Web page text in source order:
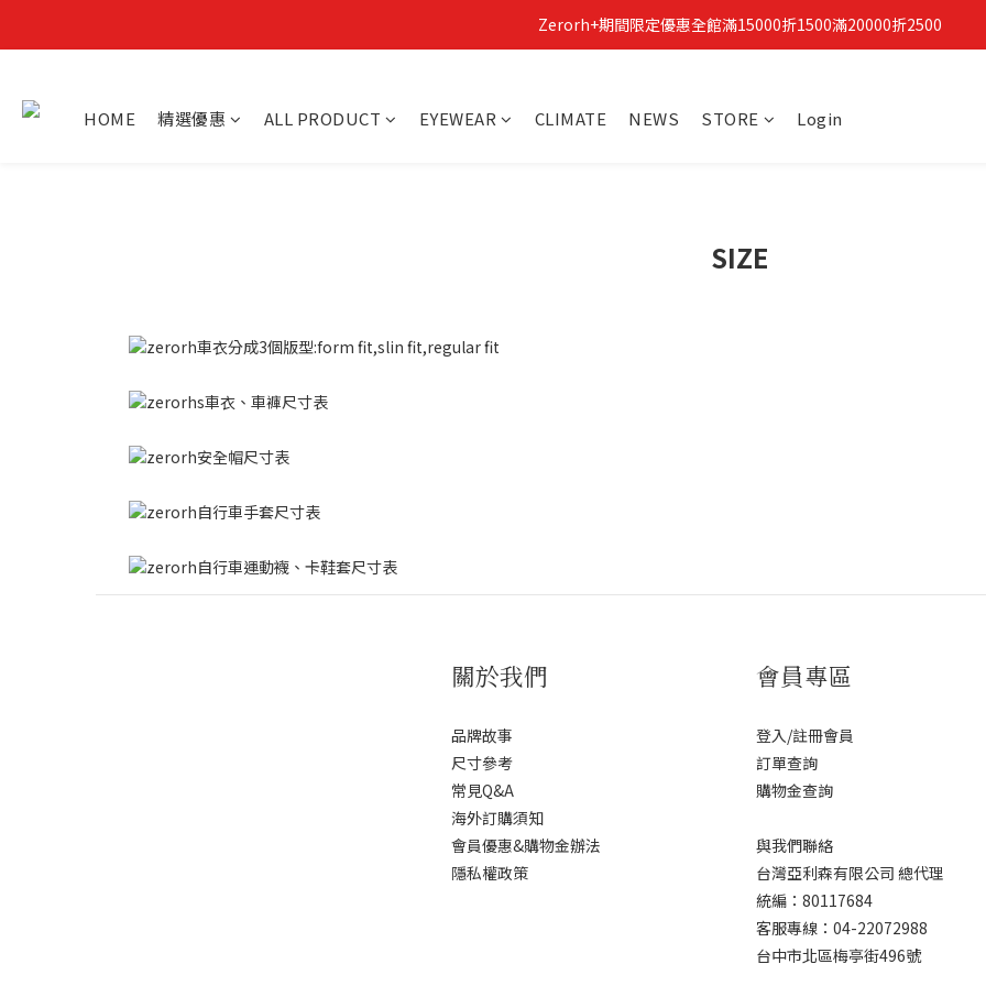
立即加入Zerorh+官網會員，獲得購物禮金
Zerorh+期間限定優惠全館滿15000折1500滿20000折2500
HOME 精選優惠 ALL PRODUCT EYEWEAR CLIMATE NEWS STORE Login
SIZE
關於我們
品牌故事
尺寸參考
常見Q&A
海外訂購須知
會員優惠&購物金辦法
隱私權政策
會員專區
登入/註冊會員
訂單查詢
購物金查詢
與我們聯絡
台灣亞利森有限公司 總代理
統編：80117684
客服專線：04-22072988
台中市北區梅亭街496號